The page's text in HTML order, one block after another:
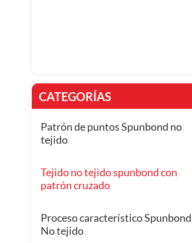
CATEGORÍAS
Patrón de puntos Spunbond no
tejido
Tejido no tejido spunbond con
patrón cruzado
Proceso característico Spunbond
No tejido